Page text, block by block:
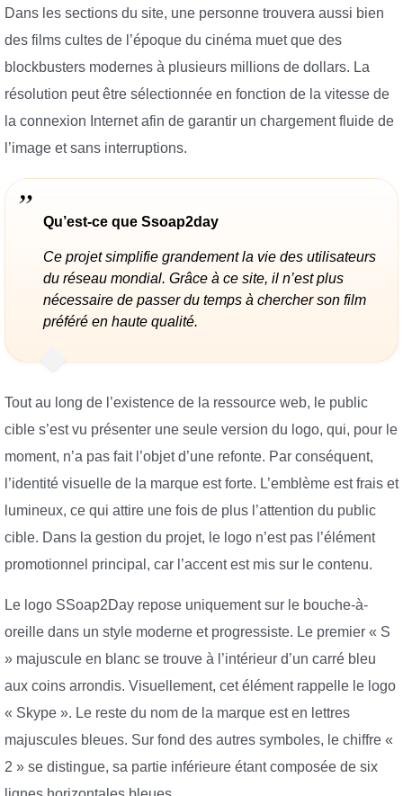
Dans les sections du site, une personne trouvera aussi bien
des films cultes de l’époque du cinéma muet que des
blockbusters modernes à plusieurs millions de dollars. La
résolution peut être sélectionnée en fonction de la vitesse de
la connexion Internet afin de garantir un chargement fluide de
l’image et sans interruptions.
Qu’est-ce que Ssoap2day
Ce projet simplifie grandement la vie des utilisateurs
du réseau mondial. Grâce à ce site, il n’est plus
nécessaire de passer du temps à chercher son film
préféré en haute qualité.
Tout au long de l’existence de la ressource web, le public
cible s’est vu présenter une seule version du logo, qui, pour le
moment, n’a pas fait l’objet d’une refonte. Par conséquent,
l’identité visuelle de la marque est forte. L’emblème est frais et
lumineux, ce qui attire une fois de plus l’attention du public
cible. Dans la gestion du projet, le logo n’est pas l’élément
promotionnel principal, car l’accent est mis sur le contenu.
Le logo SSoap2Day repose uniquement sur le bouche-à-
oreille dans un style moderne et progressiste. Le premier « S
» majuscule en blanc se trouve à l’intérieur d’un carré bleu
aux coins arrondis. Visuellement, cet élément rappelle le logo
« Skype ». Le reste du nom de la marque est en lettres
majuscules bleues. Sur fond des autres symboles, le chiffre «
2 » se distingue, sa partie inférieure étant composée de six